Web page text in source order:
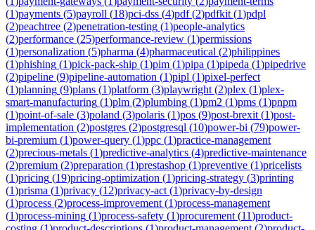
(1)payments (5)payroll (18)pci-dss (4)pdf(2)pdfkit (1)pdpl
(2)peachtree (2)penetration-testing (1)people-analytics
(2)performance (25)performance-review (1)permissions
(1)personalization (5)pharma (4)pharmaceutical (2)philippines
(1)phishing (1)pick-pack-ship (1)pim (1)pipa (1)pipeda (1)pipedrive
(2)pipeline (9)pipeline-automation (1)pipl (1)pixel-perfect
(1)planning (9)plans (1)platform (3)playwright (2)plex (1)plex-
smart-manufacturing (1)plm (2)plumbing (1)pm2 (1)pms (1)pnpm
(1)point-of-sale (3)poland (3)polaris (1)pos (9)post-brexit (1)post-
implementation (2)postgres (2)postgresql (10)power-bi (79)power-
bi-premium (1)power-query (1)ppc (1)practice-management
(2)precious-metals (1)predictive-analytics (4)predictive-maintenance
(2)premium (2)preparation (1)prestashop (1)preventive (1)pricelists
(1)pricing (19)pricing-optimization (1)pricing-strategy (3)printing
(1)prisma (1)privacy (12)privacy-act (1)privacy-by-design
(1)process (2)process-improvement (1)process-management
(1)process-mining (1)process-safety (1)procurement (11)product-